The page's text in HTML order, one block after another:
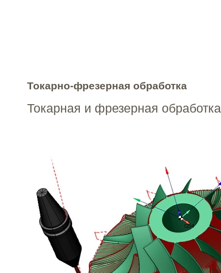
Токарно-фрезерная обработка
Токарная и фрезерная